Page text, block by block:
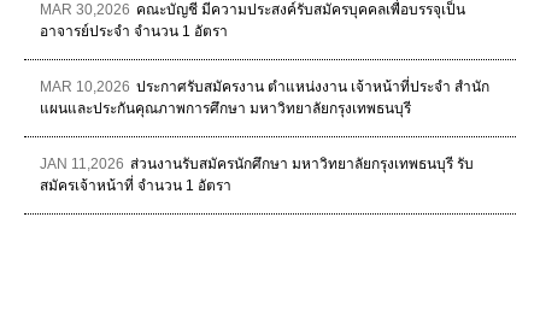
MAR 30,2026 คณะบัญชี มีความประสงค์รับสมัครบุคคลเพื่อบรรจุเป็น
อาจารย์ประจำ จำนวน 1 อัตรา
MAR 10,2026 ประกาศรับสมัครงาน ตำแหน่งงาน เจ้าหน้าที่ประจำ สำนัก
แผนและประกันคุณภาพการศึกษา มหาวิทยาลัยกรุงเทพธนบุรี
JAN 11,2026 ส่วนงานรับสมัครนักศึกษา มหาวิทยาลัยกรุงเทพธนบุรี รับ
สมัครเจ้าหน้าที่ จำนวน 1 อัตรา